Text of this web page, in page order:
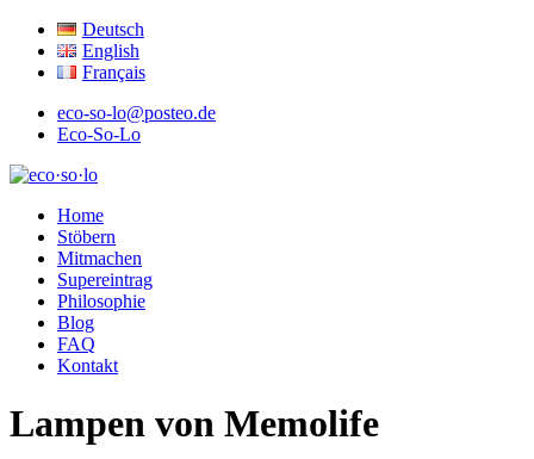
Deutsch
English
Français
eco-so-lo@posteo.de
Eco-So-Lo
eco·so·lo
Home
Stöbern
Mitmachen
Supereintrag
Philosophie
Blog
FAQ
Kontakt
Lampen von Memolife